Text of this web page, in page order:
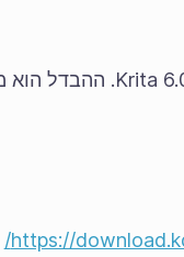
https://